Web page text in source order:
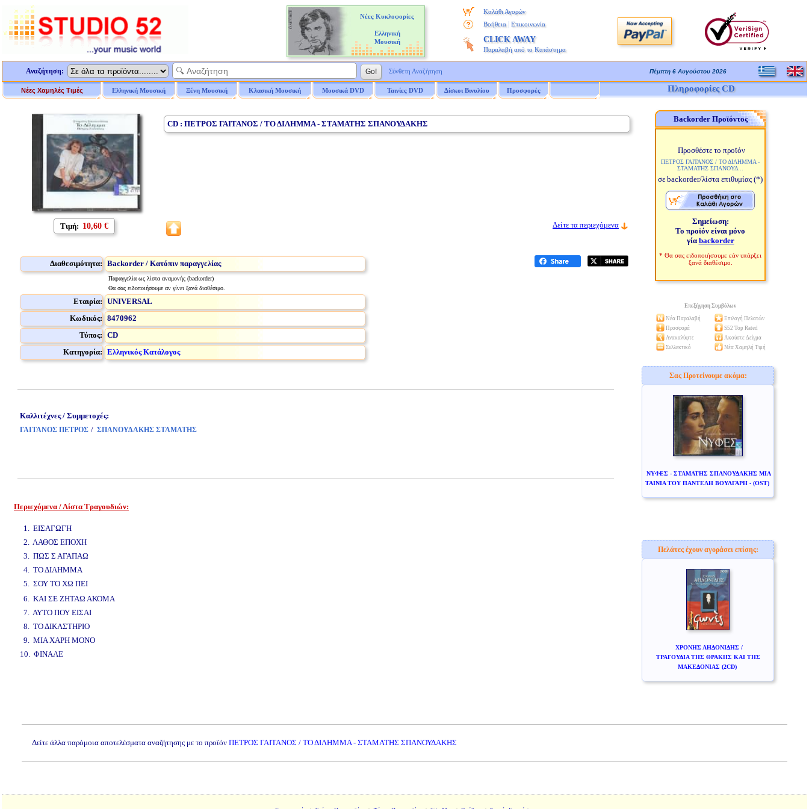
Νέες Κυκλοφορίες
Ελληνική
Μουσική
Καλάθι Αγορών
Βοήθεια
Επικοινωνία
CLICK AWAY
Παραλαβή από το Κατάστημα
Αναζήτηση: Σύνθετη Αναζήτηση Πέμπτη 6 Αυγούστου 2026
Νέες Χαμηλές Τιμές Ελληνική Μουσική Ξένη Μουσική Κλασική Μουσική Μουσικά DVD Ταινίες DVD Δίσκοι Βινυλίου Προσφορές Πληροφορίες CD
Τιμή: 10,60 €
CD : ΠΕΤΡΟΣ ΓΑΙΤΑΝΟΣ / ΤΟ ΔΙΛΗΜΜΑ - ΣΤΑΜΑΤΗΣ ΣΠΑΝΟΥΔΑΚΗΣ
Δείτε τα περιεχόμενα
Διαθεσιμότητα: Backorder / Κατόπιν παραγγελίας
Παραγγελία ως λίστα αναμονής (backorder)
Θα σας ειδοποιήσουμε αν γίνει ξανά διαθέσιμο.
Εταιρία: UNIVERSAL
Κωδικός: 8470962
Τύπος: CD
Κατηγορία: Ελληνικός Κατάλογος
Backorder Προϊόντος
Προσθέστε το προϊόν
ΠΕΤΡΟΣ ΓΑΙΤΑΝΟΣ / ΤΟ ΔΙΛΗΜΜΑ -
ΣΤΑΜΑΤΗΣ ΣΠΑΝΟΥΔ...
σε backorder/λίστα επιθυμίας (*)
Σημείωση:
Το προϊόν είναι μόνο
γία backorder
* Θα σας ειδοποιήσουμε εάν υπάρξει
ξανά διαθέσιμο.
Επεξήγηση Συμβόλων
Νέα Παραλαβή
Επιλογή Πελατών
Προσφορά
S52 Top Rated
Ανακαλύψτε
Ακούστε Δείγμα
Συλλεκτικό
Νέα Χαμηλή Τιμή
Καλλιτέχνες / Συμμετοχές:
ΓΑΙΤΑΝΟΣ ΠΕΤΡΟΣ / ΣΠΑΝΟΥΔΑΚΗΣ ΣΤΑΜΑΤΗΣ
Περιεχόμενα / Λίστα Τραγουδιών:
1. ΕΙΣΑΓΩΓΗ
2. ΛΑΘΟΣ ΕΠΟΧΗ
3. ΠΩΣ Σ ΑΓΑΠΑΩ
4. ΤΟ ΔΙΛΗΜΜΑ
5. ΣΟΥ ΤΟ ΧΩ ΠΕΙ
6. ΚΑΙ ΣΕ ΖΗΤΑΩ ΑΚΟΜΑ
7. ΑΥΤΟ ΠΟΥ ΕΙΣΑΙ
8. ΤΟ ΔΙΚΑΣΤΗΡΙΟ
9. ΜΙΑ ΧΑΡΗ ΜΟΝΟ
10. ΦΙΝΑΛΕ
Σας Προτείνουμε ακόμα:
ΝΥΦΕΣ - ΣΤΑΜΑΤΗΣ ΣΠΑΝΟΥΔΑΚΗΣ ΜΙΑ
ΤΑΙΝΙΑ ΤΟΥ ΠΑΝΤΕΛΗ ΒΟΥΛΓΑΡΗ - (OST)
Πελάτες έχουν αγοράσει επίσης:
ΧΡΟΝΗΣ ΑΗΔΟΝΙΔΗΣ /
ΤΡΑΓΟΥΔΙΑ ΤΗΣ ΘΡΑΚΗΣ ΚΑΙ ΤΗΣ
ΜΑΚΕΔΟΝΙΑΣ (2CD)
Δείτε άλλα παρόμοια αποτελέσματα αναζήτησης με το προϊόν ΠΕΤΡΟΣ ΓΑΙΤΑΝΟΣ / ΤΟ ΔΙΛΗΜΜΑ - ΣΤΑΜΑΤΗΣ ΣΠΑΝΟΥΔΑΚΗΣ